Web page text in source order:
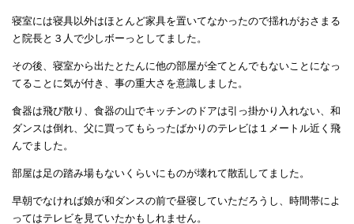
寝室には寝具以外はほとんど家具を置いてなかったので揺れがおさまる
と院長と３人で少しボーっとしてました。
その後、寝室から出たとたんに他の部屋が全てとんでもないことになっ
てることに気が付き、事の重大さを意識しました。
食器は飛び散り、食器の山でキッチンのドアは引っ掛かり入れない、和
ダンスは倒れ、父に買ってもらったばかりのテレビは１メートル近く飛
んでました。
部屋は足の踏み場もないくらいにものが壊れて散乱してました。
早朝でなければ娘が和ダンスの前で昼寝していただろうし、時間帯によ
ってはテレビを見ていたかもしれません。